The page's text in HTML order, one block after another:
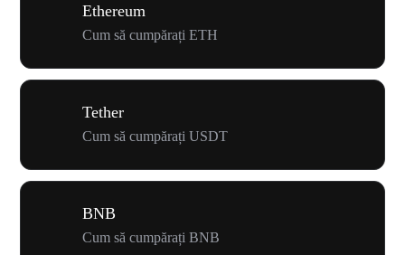
Ethereum
Cum să cumpărați ETH
Tether
Cum să cumpărați USDT
BNB
Cum să cumpărați BNB